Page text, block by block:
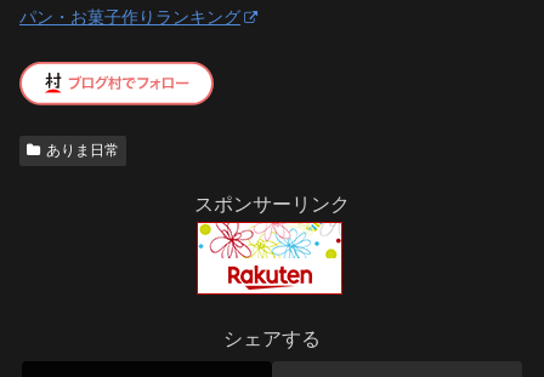
パン・お菓子作りランキング
ありま日常
スポンサーリンク
シェアする